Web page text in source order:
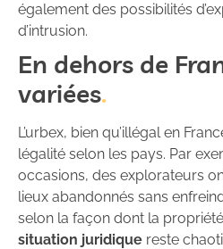
également des possibilités
d’intrusion.
En dehors de
variées
L’urbex, bien qu’illégal en
légalité selon les pays. Par
occasions, des explorateurs
lieux abandonnés sans
selon la façon dont la
situation juridique reste